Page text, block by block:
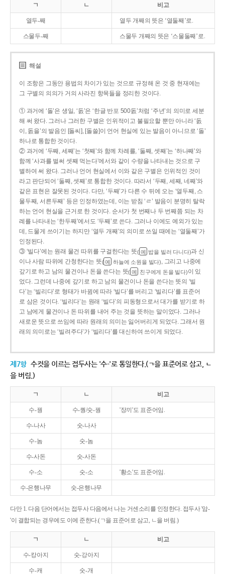
ㄱ ㄴ 비고
열두-째 열두 개째의 뜻은 ‘열둘째’로.
스물두-째 스물두 개째의 뜻은 ‘스물둘째’로.
해설
이 조항은 그동안 용법의 차이가 있는 것으로 규정해 온 것 중 현재에는
그 구별의 의의가 거의 사라진 항목들을 정리한 것이다.
① 과거에 ‘돌’은 생일, ‘돐’은 ‘한글 반포 500돐’처럼 ‘주년’의 의미로 세분
해 써 왔다. 그러나 그러한 구별은 인위적이고 불필요할 뿐만 아니라 ‘돐
이, 돐을’의 발음인 [돌씨], [돌쓸]이 언어 현실에 있는 발음이 아니므로 ‘돌’
하나로 통합한 것이다.
② 과거에 ‘두째, 세째’는 ‘첫째’와 함께 차례를, ‘둘째, 셋째’는 ‘하나째’와
함께 ‘사과를 벌써 셋째 먹는다’에서와 같이 수량을 나타내는 것으로 구
별하여 써 왔다. 그러나 언어 현실에서 이와 같은 구별은 인위적인 것이
라고 판단되어 ‘둘째, 셋째’로 통합한 것이다. 따라서 ‘두째, 세째, 네째’와
같은 표현은 잘못된 것이다. 다만, ‘두째’가 다른 수 뒤에 오는 ‘열두째, 스
물두째, 서른두째’ 등은 인정하였는데, 이는 받침 ‘ㄹ’ 발음이 분명히 탈락
하는 언어 현실을 근거로 한 것이다. 순서가 첫 번째나 두 번째쯤 되는 차
례를 나타내는 ‘한두째’에서도 ‘두째’로 쓴다. 그러나 이에도 예외가 있는
데, 드물게 쓰이기는 하지만 ‘열두 개째’의 의미로 쓰일 때에는 ‘열둘째’가
인정된다.
③ ‘빌다’에는 원래 물건 따위를 구걸한다는 뜻( 예 밥을 빌러 다니다)과 신
이나 사람 따위에 간청한다는 뜻( 예 하늘에 소원을 빌다), 그리고 나중에
갚기로 하고 남의 물건이나 돈을 쓴다는 뜻( 예 친구에게 돈을 빌다)이 있
었다. 그런데 나중에 갚기로 하고 남의 물건이나 돈을 쓴다는 뜻의 ‘빌
다’는 ‘빌리다’로 형태가 바뀜에 따라 ‘빌다’를 버리고 ‘빌리다’를 표준어
로 삼은 것이다. ‘빌리다’는 원래 ‘빌다’의 피동형으로서 대가를 받기로 하
고 남에게 물건이나 돈 따위를 내어 주는 것을 뜻하는 말이었다. 그러나
새로운 뜻으로 쓰임에 따라 원래의 의미는 잃어버리게 되었다. 그래서 원
래의 의미로는 ‘빌려주다’가 ‘빌리다’를 대신하여 쓰이게 되었다.
제7항 수컷을 이르는 접두사는 '수-'로 통일한다.(ㄱ을 표준어로 삼고, ㄴ
을 버림.)
ㄱ ㄴ 비고
수-꿩 수-퀑/숫-꿩 '장끼'도 표준어임.
수-나사 숫-나사
수-놈 숫-놈
수-사돈 숫-사돈
수-소 숫-소 '황소'도 표준어임.
수-은행나무 숫-은행나무
다만 1. 다음 단어에서는 접두사 다음에서 나는 거센소리를 인정한다. 접두사 '암-
'이 결합되는 경우에도 이에 준한다.(ㄱ을 표준어로 삼고, ㄴ을 버림.)
ㄱ ㄴ 비고
수-캉아지 숫-강아지
수-캐 숫-개